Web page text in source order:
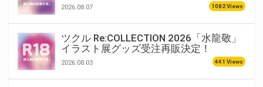
2026.08.07 1082 Views
ツクル Re:COLLECTION 2026「水龍敬」
イラスト展グッズ受注再販決定！
2026.08.03 441 Views